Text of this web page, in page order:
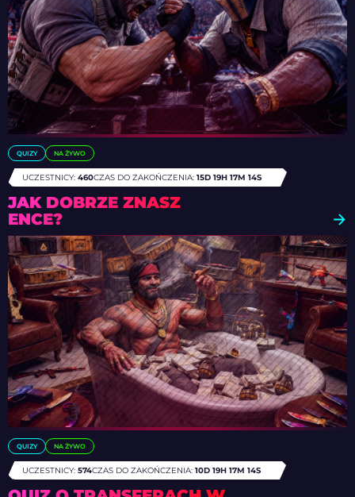
QUIZY NA ŻYWO
UCZESTNICY: 460CZAS DO ZAKOŃCZENIA: 15D 19H 17M 12S
JAK DOBRZE ZNASZ
ENCE?
QUIZY NA ŻYWO
UCZESTNICY: 574CZAS DO ZAKOŃCZENIA: 10D 19H 17M 12S